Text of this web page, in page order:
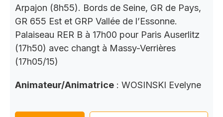
Arpajon (8h55). Bords de Seine, GR de Pays,
GR 655 Est et GRP Vallée de l’Essonne.
Palaiseau RER B à 17h00 pour Paris Auserlitz
(17h50) avec changt à Massy-Verrières
(17h05/15)
Animateur/Animatrice : WOSINSKI Evelyne